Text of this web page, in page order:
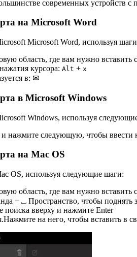
современных устройств
на Microsoft Word
Microsoft Word, используя
область, где вам нужно вставить
курсора: Alt + x
в: ✉
в Microsoft Windows
Windows, используя
нажмите следующую, чтобы ввести
на Mac OS
OS, используя следующие шаги:
область, где вам нужно вставить
+ ⎵ Пространство, чтобы поднять
поиска вверху и нажмите Enter
на него, чтобы вставить в